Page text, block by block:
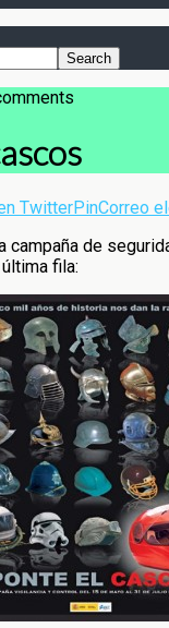
TwitterPinCorreo
campaña de
fila: